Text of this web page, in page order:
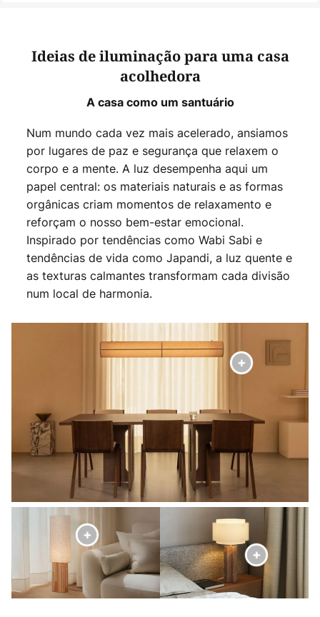
Ideias de iluminação para uma casa
acolhedora
A casa como um santuário
Num mundo cada vez mais acelerado, ansiamos
por lugares de paz e segurança que relaxem o
corpo e a mente. A luz desempenha aqui um
papel central: os materiais naturais e as formas
orgânicas criam momentos de relaxamento e
reforçam o nosso bem-estar emocional.
Inspirado por tendências como Wabi Sabi e
tendências de vida como Japandi, a luz quente e
as texturas calmantes transformam cada divisão
num local de harmonia.